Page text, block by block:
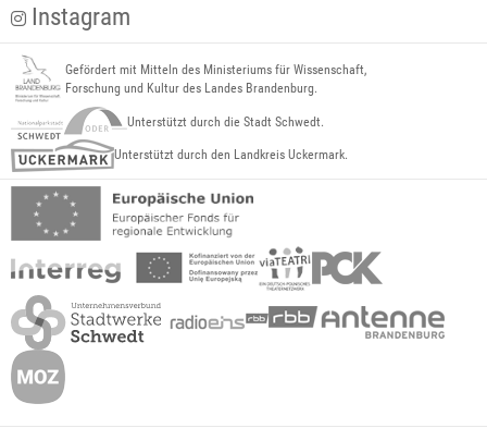
Instagram
Gefördert mit Mitteln des Ministeriums für Wissenschaft,
Forschung und Kultur des Landes Brandenburg.
Unterstützt durch die Stadt Schwedt.
Unterstützt durch den Landkreis Uckermark.